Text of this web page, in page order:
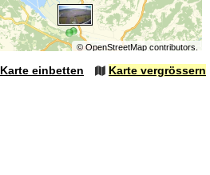
©OpenStreetMapcontributors.
Karte einbetten Karte vergrössern